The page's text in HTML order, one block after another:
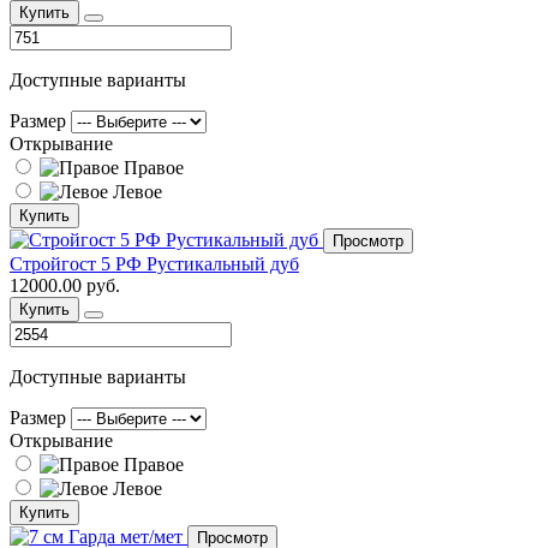
Купить
Доступные варианты
Размер
Открывание
Правое
Левое
Купить
Просмотр
Стройгост 5 РФ Рустикальный дуб
12000.00 руб.
Купить
Доступные варианты
Размер
Открывание
Правое
Левое
Купить
Просмотр